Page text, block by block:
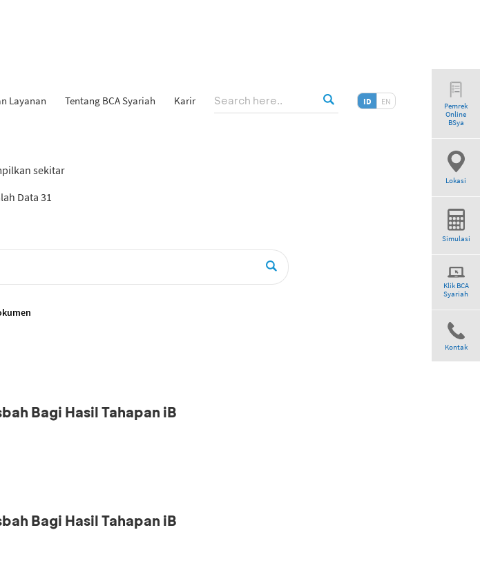
Layanan Tentang BCA Syariah Karir ID EN
Pemrek
Online
BSya
Lokasi
Simulasi
Klik BCA
Syariah
Kontak
sekitar
Data 31
Bagi Hasil Tahapan iB
Bagi Hasil Tahapan iB